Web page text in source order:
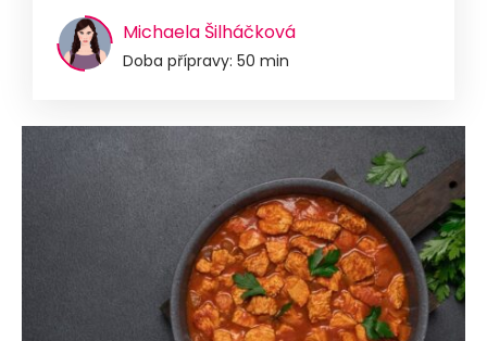
Michaela Šilháčková
Doba přípravy: 50 min